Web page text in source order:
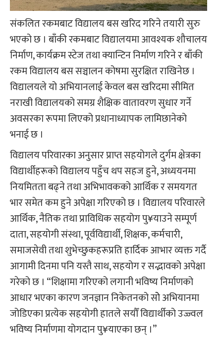
संकलित रकमबाट विद्यालय बस खरिद गरिने तयारी सुरु
भएको छ । बाँकी रकमबाट विद्यालयमा आवश्यक शौचालय
निर्माण, कार्यक्रम स्टेज तथा क्यान्टिन निर्माण गरिने र बाँकी
रकम विद्यालय बस सञ्चालन कोषमा सुरक्षित राखिनेछ ।
विद्यालयले यो अभियानलाई केवल बस खरिदमा सीमित
नराखी विद्यालयको समग्र शैक्षिक वातावरण सुधार गर्ने
अवसरका रूपमा लिएको प्रधानाध्यापक लामिछानेको
भनाई छ ।
विद्यालय परिवारका अनुसार प्राप्त सहयोगले दुर्गम क्षेत्रका
विद्यार्थीहरूको विद्यालय पहुँच थप सहज हुने, अध्ययनमा
नियमितता बढ्ने तथा अभिभावकको आर्थिक र समयगत
भार समेत कम हुने अपेक्षा गरिएको छ । विद्यालय परिवारले
आर्थिक, नैतिक तथा प्राविधिक सहयोग पु¥याउने सम्पूर्ण
दाता, सहयोगी संस्था, पूर्वविद्यार्थी, शिक्षक, कर्मचारी,
समाजसेवी तथा शुभेच्छुकहरूप्रति हार्दिक आभार व्यक्त गर्दै
आगामी दिनमा पनि यस्तै साथ, सहयोग र सद्भावको अपेक्षा
गरेको छ । “शिक्षामा गरिएको लगानी भविष्य निर्माणको
आधार भएका कारण जनज्ञान निकेतनको सोे अभियानमा
जोडिएका प्रत्येक सहयोगी हातले सयौँ विद्यार्थीको उज्ज्वल
भविष्य निर्माणमा योगदान पु¥याएका छन् ।”